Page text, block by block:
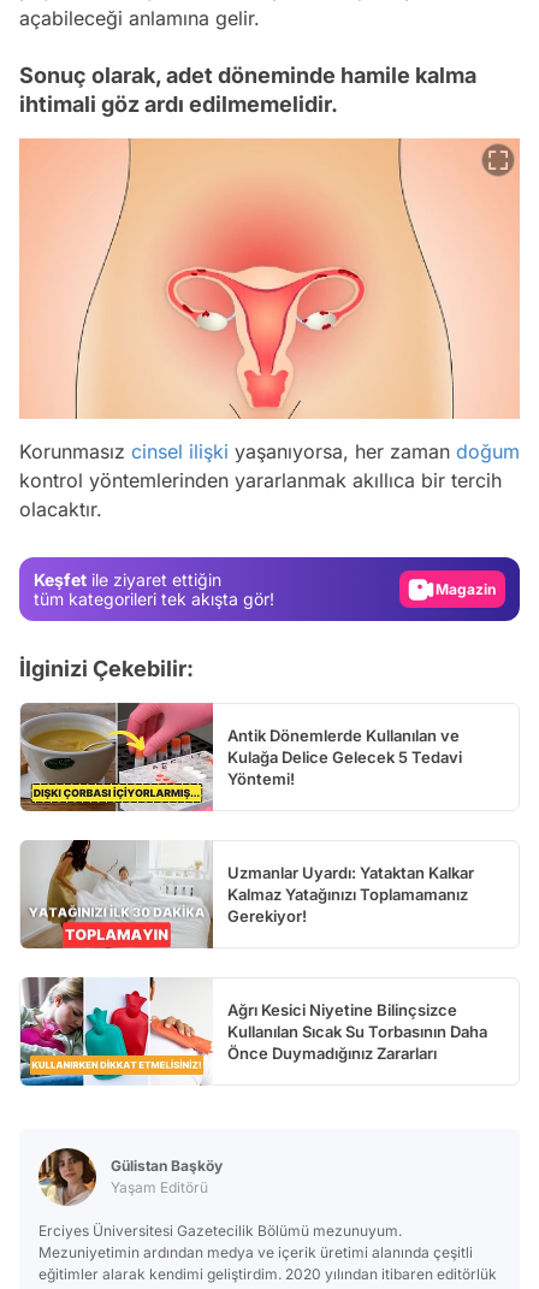
açabileceği anlamına gelir.
Sonuç olarak, adet döneminde hamile kalma
ihtimali göz ardı edilmemelidir.
Korunmasız cinsel ilişki yaşanıyorsa, her zaman doğum
kontrol yöntemlerinden yararlanmak akıllıca bir tercih
olacaktır.
Keşfet ile ziyaret ettiğin
tüm kategorileri tek akışta gör!
Test
Magazin
Video
İlginizi Çekebilir:
Antik Dönemlerde Kullanılan ve
Kulağa Delice Gelecek 5 Tedavi
Yöntemi!
Uzmanlar Uyardı: Yataktan Kalkar
Kalmaz Yatağınızı Toplamamanız
Gerekiyor!
Ağrı Kesici Niyetine Bilinçsizce
Kullanılan Sıcak Su Torbasının Daha
Önce Duymadığınız Zararları
Gülistan Başköy
Yaşam Editörü
Erciyes Üniversitesi Gazetecilik Bölümü mezunuyum.
Mezuniyetimin ardından medya ve içerik üretimi alanında çeşitli
eğitimler alarak kendimi geliştirdim. 2020 yılından itibaren editörlük